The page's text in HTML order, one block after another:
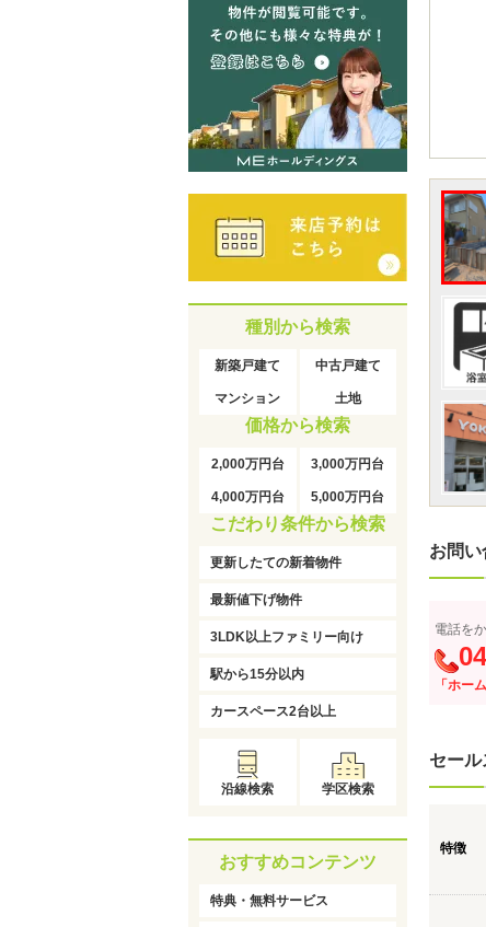
お問
電話を
「ホー
セール
特徴
種別から検索
新築戸建て 中古戸建て
マンション 土地
価格から検索
2,000万円台 3,000万円台
4,000万円台 5,000万円台
こだわり条件から検索
更新したての新着物件
最新値下げ物件
3LDK以上ファミリー向け
駅から15分以内
カースペース2台以上
沿線検索 学区検索
おすすめコンテンツ
特典・無料サービス